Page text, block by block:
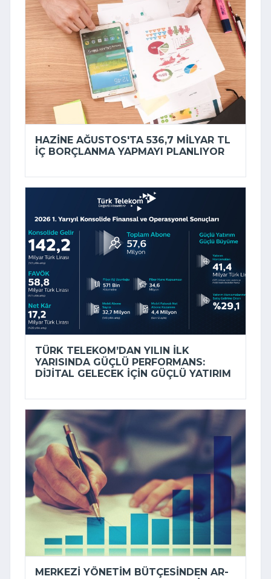
HAZINE AĞUSTOS'TA 536,7 MILYAR TL
IÇ BORÇLANMA YAPMAYI PLANLIYOR
TÜRK TELEKOM’DAN YILIN ILK
YARISINDA GÜÇLÜ PERFORMANS:
DIJITAL GELECEK IÇIN GÜÇLÜ YATIRIM
MERKEZI YÖNETIM BÜTÇESINDEN AR-